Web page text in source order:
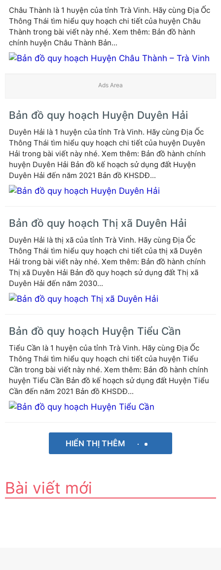
Châu Thành là 1 huyện của tỉnh Trà Vinh. Hãy cùng Địa Ốc
Thông Thái tìm hiểu quy hoạch chi tiết của huyện Châu
Thành trong bài viết này nhé. Xem thêm: Bản đồ hành
chính huyện Châu Thành Bản...
Bản đồ quy hoạch Huyện Duyên Hải
Duyên Hải là 1 huyện của tỉnh Trà Vinh. Hãy cùng Địa Ốc
Thông Thái tìm hiểu quy hoạch chi tiết của huyện Duyên
Hải trong bài viết này nhé. Xem thêm: Bản đồ hành chính
huyện Duyên Hải Bản đồ kế hoạch sử dụng đất Huyện
Duyên Hải đến năm 2021 Bản đồ KHSDĐ...
Bản đồ quy hoạch Thị xã Duyên Hải
Duyên Hải là thị xã của tỉnh Trà Vinh. Hãy cùng Địa Ốc
Thông Thái tìm hiểu quy hoạch chi tiết của thị xã Duyên
Hải trong bài viết này nhé. Xem thêm: Bản đồ hành chính
Thị xã Duyên Hải Bản đồ quy hoạch sử dụng đất Thị xã
Duyên Hải đến năm 2030...
Bản đồ quy hoạch Huyện Tiểu Cần
Tiểu Cần là 1 huyện của tỉnh Trà Vinh. Hãy cùng Địa Ốc
Thông Thái tìm hiểu quy hoạch chi tiết của huyện Tiểu
Cần trong bài viết này nhé. Xem thêm: Bản đồ hành chính
huyện Tiểu Cần Bản đồ kế hoạch sử dụng đất Huyện Tiểu
Cần đến năm 2021 Bản đồ KHSDĐ...
HIỂN THỊ THÊM
Bài viết mới